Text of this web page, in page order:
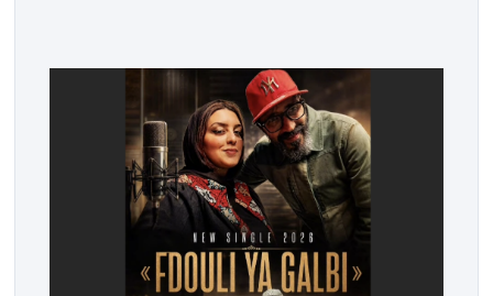
مرور عشرين عاماً على انطلاق الجائزة، وتشهد للمرة الأولى
استحداث فئة “الابتكار والذكاء الاصطناعي في التعليم”، إلى